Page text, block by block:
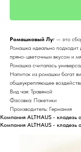
Ромашковый Луг — это
Ромашка идеально подходит
пряно-цветочным вкусом и
Ромашка считалась
Напиток из ромашки богат
общеукрепляющее
Вид чая: Травяной
Фасовка: Пакетики
Производитель: Германия
Компания ALTHAUS - кладезь
Компания ALTHAUS - кладезь